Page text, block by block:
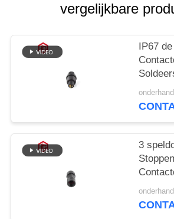
vergelijkbare
IP67
Stop
3
het
van